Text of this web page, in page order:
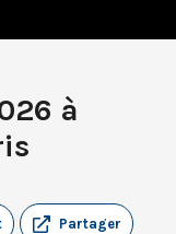
à
Partager